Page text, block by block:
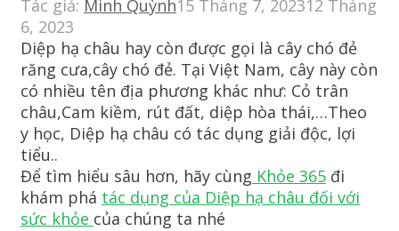
Tác giả: Minh Quỳnh15 Tháng 7, 202312 Tháng
6, 2023
Diệp hạ châu hay còn được gọi là cây chó đẻ
răng cưa,cây chó đẻ. Tại Việt Nam, cây này còn
có nhiều tên địa phương khác như: Cỏ trân
châu,Cam kiềm, rút đất, diệp hòa thái,…Theo
y học, Diệp hạ châu có tác dụng giải độc, lợi
tiểu..
Để tìm hiểu sâu hơn, hãy cùng Khỏe 365 đi
khám phá tác dụng của Diệp hạ châu đối với
sức khỏe của chúng ta nhé